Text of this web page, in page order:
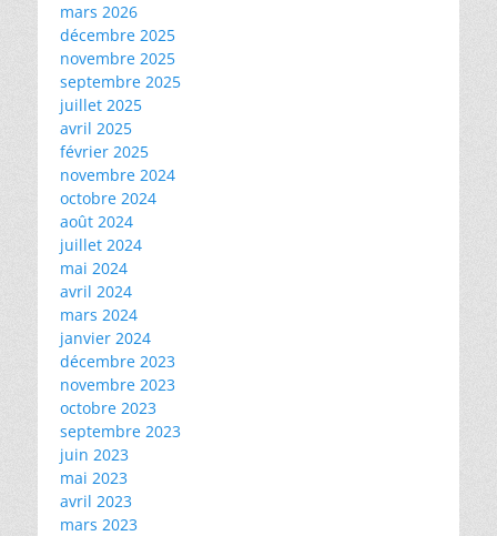
mars 2026
décembre 2025
novembre 2025
septembre 2025
juillet 2025
avril 2025
février 2025
novembre 2024
octobre 2024
août 2024
juillet 2024
mai 2024
avril 2024
mars 2024
janvier 2024
décembre 2023
novembre 2023
octobre 2023
septembre 2023
juin 2023
mai 2023
avril 2023
mars 2023